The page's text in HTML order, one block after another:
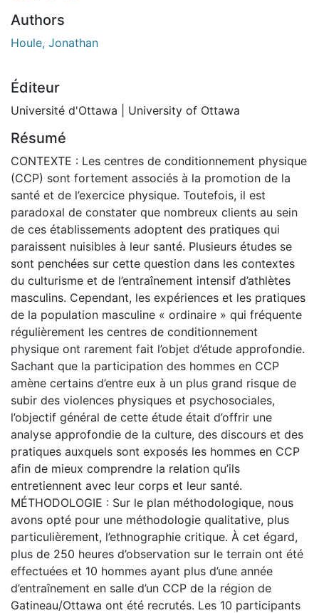
Authors
Houle, Jonathan
Éditeur
Université d'Ottawa | University of Ottawa
Résumé
CONTEXTE : Les centres de conditionnement physique
(CCP) sont fortement associés à la promotion de la
santé et de l’exercice physique. Toutefois, il est
paradoxal de constater que nombreux clients au sein
de ces établissements adoptent des pratiques qui
paraissent nuisibles à leur santé. Plusieurs études se
sont penchées sur cette question dans les contextes
du culturisme et de l’entraînement intensif d’athlètes
masculins. Cependant, les expériences et les pratiques
de la population masculine « ordinaire » qui fréquente
régulièrement les centres de conditionnement
physique ont rarement fait l’objet d’étude approfondie.
Sachant que la participation des hommes en CCP
amène certains d’entre eux à un plus grand risque de
subir des violences physiques et psychosociales,
l’objectif général de cette étude était d’offrir une
analyse approfondie de la culture, des discours et des
pratiques auxquels sont exposés les hommes en CCP
afin de mieux comprendre la relation qu’ils
entretiennent avec leur corps et leur santé.
MÉTHODOLOGIE : Sur le plan méthodologique, nous
avons opté pour une méthodologie qualitative, plus
particulièrement, l’ethnographie critique. À cet égard,
plus de 250 heures d’observation sur le terrain ont été
effectuées et 10 hommes ayant plus d’une année
d’entraînement en salle d’un CCP de la région de
Gatineau/Ottawa ont été recrutés. Les 10 participants